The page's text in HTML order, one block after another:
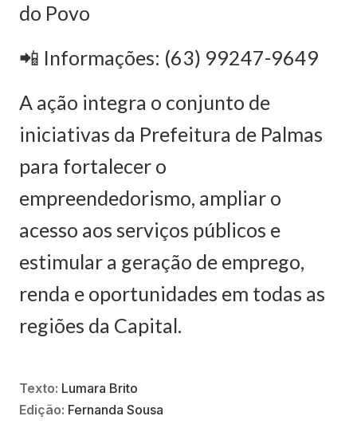
do Povo
📲 Informações: (63) 99247-9649
A ação integra o conjunto de
iniciativas da Prefeitura de Palmas
para fortalecer o
empreendedorismo, ampliar o
acesso aos serviços públicos e
estimular a geração de emprego,
renda e oportunidades em todas as
regiões da Capital.
Texto: Lumara Brito
Edição: Fernanda Sousa